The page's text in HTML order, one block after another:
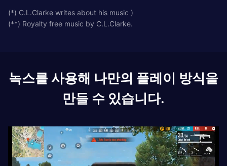
(*) C.L.Clarke writes about his music )
(**) Royalty free music by C.L.Clarke.
녹스를 사용해 나만의 플레이 방식을
만들 수 있습니다.